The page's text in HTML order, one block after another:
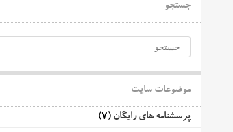
جستجو
موضوعات سایت
پرسشنامه های رایگان (7)